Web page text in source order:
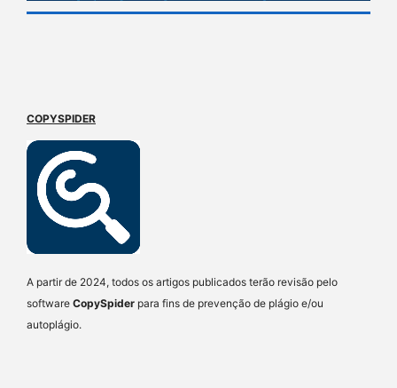
COPYSPIDER
A partir de 2024, todos os artigos publicados terão revisão pelo
software CopySpider para fins de prevenção de plágio e/ou
autoplágio.